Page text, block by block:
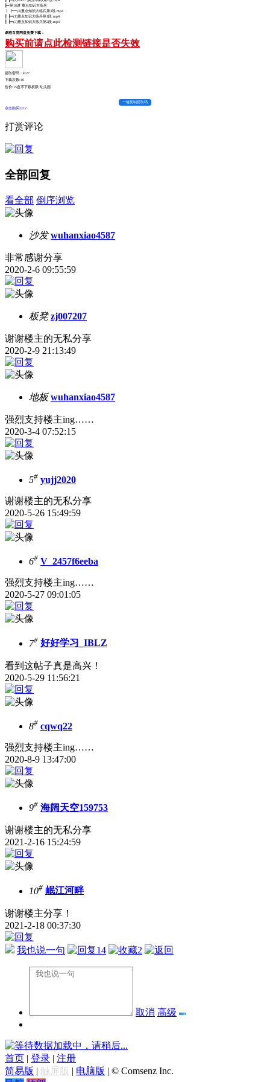
┣━第16讲 重点知识大练兵
┃ ┣━(3)重点知识大练兵第3段.mp4
┃ ┣━(1)重点知识大练兵第1段.mp4
┃ ┣━(2)重点知识大练兵第2段.mp4
课程百度网盘免费下载：
购买前请点此检测链接是否失效
提取密码：kl27
下载次数:46
售价:15盘币 下载权限:幼儿园
一键复制提取码
点击购买2112
打赏评论
全部回复
看全部 倒序浏览
沙发 wuhanxiao4587
非常感谢分享
2020-2-6 09:55:59
板凳 zj007207
谢谢楼主的无私分享
2020-2-9 21:13:49
地板 wuhanxiao4587
强烈支持楼主ing……
2020-3-4 07:52:15
5# yujj2020
谢谢楼主的无私分享
2020-5-26 15:49:59
6# V_2457f6eeba
强烈支持楼主ing……
2020-5-27 09:01:05
7# 好好学习_IBLZ
看到这帖子真是高兴！
2020-5-29 11:56:21
8# cqwq22
强烈支持楼主ing……
2020-8-9 13:47:00
9# 海阔天空159753
谢谢楼主的无私分享
2021-2-16 15:24:59
10# 岷江河畔
谢谢楼主分享！
2021-2-18 00:37:30
我也说一句 14 2
取消 高级
数据加载中，请稍后...
首页 | 登录 | 注册
简易版 | 触屏版 | 电脑版 | © Comsenz Inc.